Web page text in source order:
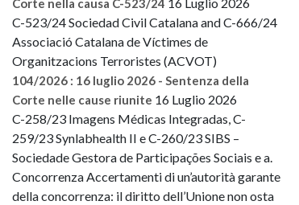
Corte nella causa C-523/24 16 Luglio 2026
C-523/24 Sociedad Civil Catalana and C-666/24
Associació Catalana de Víctimes de
Organitzacions Terroristes (ACVOT)
104/2026 : 16 luglio 2026 - Sentenza della
Corte nelle cause riunite 16 Luglio 2026
C-258/23 Imagens Médicas Integradas, C-
259/23 Synlabhealth II e C-260/23 SIBS –
Sociedade Gestora de Participações Sociais e a.
Concorrenza Accertamenti di un’autorità garante
della concorrenza: il diritto dell’Unione non osta